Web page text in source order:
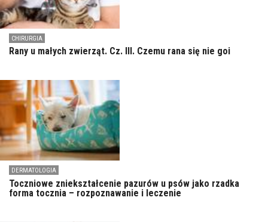
CHIRURGIA
Rany u małych zwierząt. Cz. III. Czemu rana się nie goi
DERMATOLOGIA
Toczniowe zniekształcenie pazurów u psów jako rzadka
forma tocznia – rozpoznawanie i leczenie